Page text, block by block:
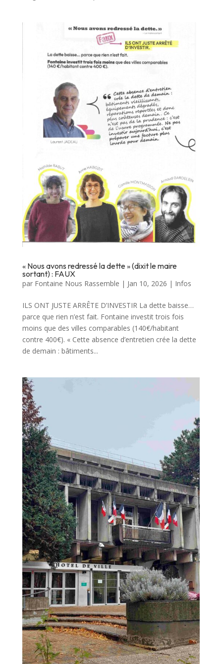
« Nous avons redressé la dette » (dixit le maire
sortant) : FAUX
par Fontaine Nous Rassemble | Jan 10, 2026 | Infos
ILS ONT JUSTE ARRÊTE D’INVESTIR La dette baisse…
parce que rien n’est fait. Fontaine investit trois fois
moins que des villes comparables (140€/habitant
contre 400€). « Cette absence d’entretien crée la dette
de demain : bâtiments...